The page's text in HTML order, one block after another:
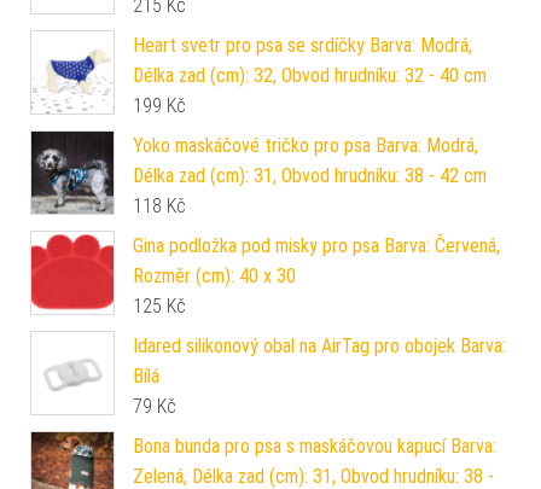
215 Kč
Heart svetr pro psa se srdíčky Barva: Modrá,
Délka zad (cm): 32, Obvod hrudníku: 32 - 40 cm
199 Kč
Yoko maskáčové tričko pro psa Barva: Modrá,
Délka zad (cm): 31, Obvod hrudníku: 38 - 42 cm
118 Kč
Gina podložka pod misky pro psa Barva: Červená,
Rozměr (cm): 40 x 30
125 Kč
Idared silikonový obal na AirTag pro obojek Barva:
Bílá
79 Kč
Bona bunda pro psa s maskáčovou kapucí Barva:
Zelená, Délka zad (cm): 31, Obvod hrudníku: 38 -